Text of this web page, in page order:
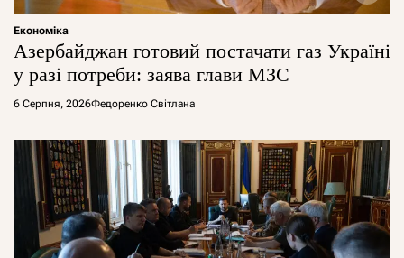
Економіка
Азербайджан готовий постачати газ Україні
у разі потреби: заява глави МЗС
6 Серпня, 2026Федоренко Світлана